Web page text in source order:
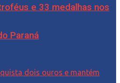
e 33 medalhas nos
Paraná